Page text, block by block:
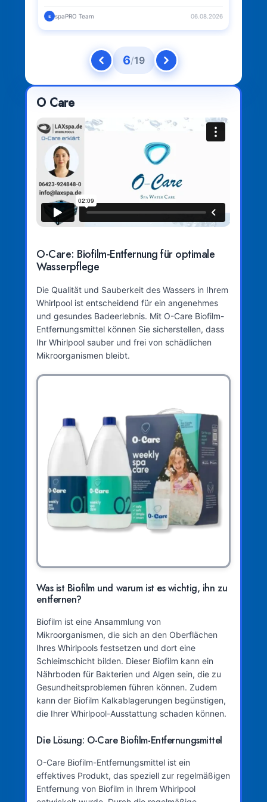
s spaPRO Team 06.08.2026
6/19
O Care
O-Care: Biofilm-Entfernung für optimale
Wasserpflege
Die Qualität und Sauberkeit des Wassers in Ihrem
Whirlpool ist entscheidend für ein angenehmes
und gesundes Badeerlebnis. Mit O-Care Biofilm-
Entfernungsmittel können Sie sicherstellen, dass
Ihr Whirlpool sauber und frei von schädlichen
Mikroorganismen bleibt.
Was ist Biofilm und warum ist es wichtig, ihn zu
entfernen?
Biofilm ist eine Ansammlung von
Mikroorganismen, die sich an den Oberflächen
Ihres Whirlpools festsetzen und dort eine
Schleimschicht bilden. Dieser Biofilm kann ein
Nährboden für Bakterien und Algen sein, die zu
Gesundheitsproblemen führen können. Zudem
kann der Biofilm Kalkablagerungen begünstigen,
die Ihrer Whirlpool-Ausstattung schaden können.
Die Lösung: O-Care Biofilm-Entfernungsmittel
O-Care Biofilm-Entfernungsmittel ist ein
effektives Produkt, das speziell zur regelmäßigen
Entfernung von Biofilm in Ihrem Whirlpool